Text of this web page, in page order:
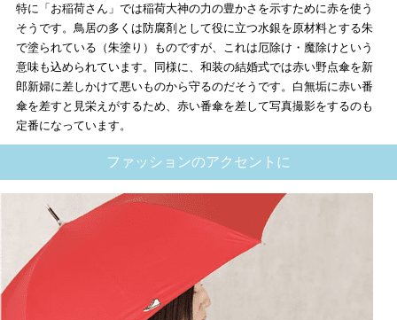
特に「お稲荷さん」では稲荷大神の力の豊かさを示すために赤を使う
そうです。鳥居の多くは防腐剤として役に立つ水銀を原材料とする朱
で塗られている（朱塗り）ものですが、これは厄除け・魔除けという
意味も込められています。同様に、和装の結婚式では赤い野点傘を新
郎新婦に差しかけて悪いものから守るのだそうです。白無垢に赤い番
傘を差すと見栄えがするため、赤い番傘を差して写真撮影をするのも
定番になっています。
ファッションのアクセントに